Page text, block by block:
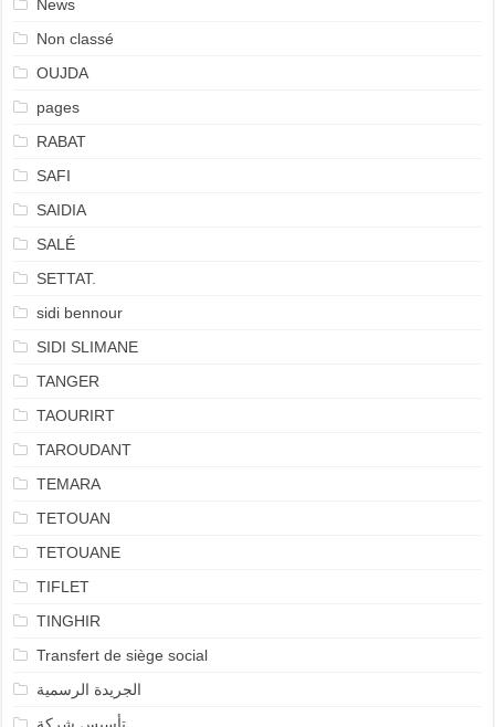
News
Non classé
OUJDA
pages
RABAT
SAFI
SAIDIA
SALÉ
SETTAT.
sidi bennour
SIDI SLIMANE
TANGER
TAOURIRT
TAROUDANT
TEMARA
TETOUAN
TETOUANE
TIFLET
TINGHIR
Transfert de siège social
الجريدة الرسمية